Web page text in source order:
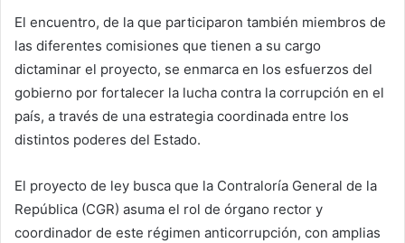
El encuentro, de la que participaron también miembros de
las diferentes comisiones que tienen a su cargo
dictaminar el proyecto, se enmarca en los esfuerzos del
gobierno por fortalecer la lucha contra la corrupción en el
país, a través de una estrategia coordinada entre los
distintos poderes del Estado.
El proyecto de ley busca que la Contraloría General de la
República (CGR) asuma el rol de órgano rector y
coordinador de este régimen anticorrupción, con amplias